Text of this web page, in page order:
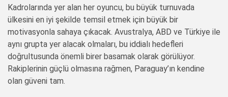
Kadrolarında yer alan her oyuncu, bu büyük turnuvada
ülkesini en iyi şekilde temsil etmek için büyük bir
motivasyonla sahaya çıkacak. Avustralya, ABD ve Türkiye ile
aynı grupta yer alacak olmaları, bu iddialı hedefleri
doğrultusunda önemli birer basamak olarak görülüyor.
Rakiplerinin güçlü olmasına rağmen, Paraguay’ın kendine
olan güveni tam.